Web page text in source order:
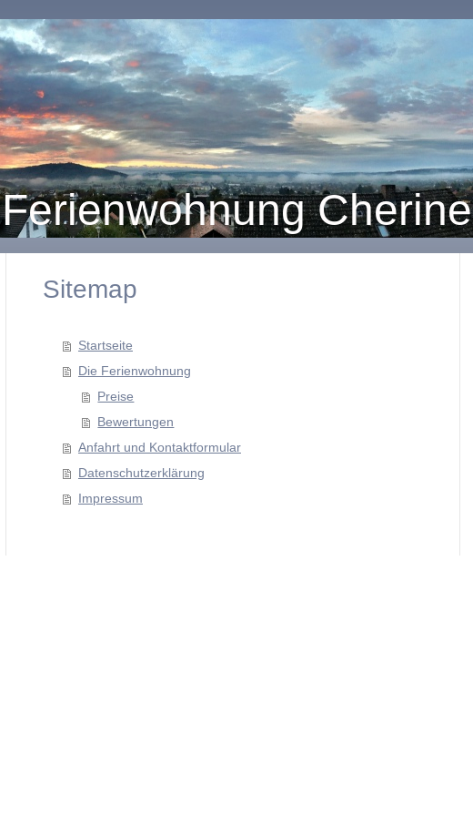
Ferienwohnung Cherine
Sitemap
Startseite
Die Ferienwohnung
Preise
Bewertungen
Anfahrt und Kontaktformular
Datenschutzerklärung
Impressum